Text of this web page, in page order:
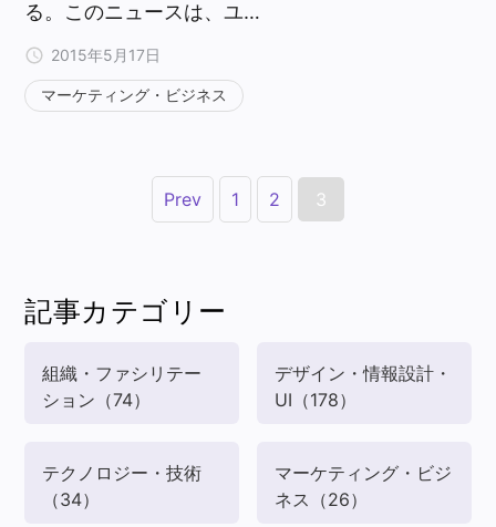
る。このニュースは、ユ…
2015年5月17日
マーケティング・ビジネス
Prev 1 2 3
記事カテゴリー
組織・ファシリテー
ション （74）
デザイン・情報設計・
UI （178）
テクノロジー・技術
（34）
マーケティング・ビジ
ネス （26）